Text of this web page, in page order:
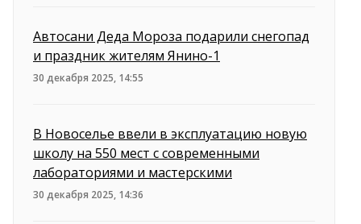
Автосани Деда Мороза подарили снегопад
и праздник жителям Янино-1
30 декабря 2025, 14:55
В Новоселье ввели в эксплуатацию новую
школу на 550 мест с современными
лабораториями и мастерскими
30 декабря 2025, 14:36